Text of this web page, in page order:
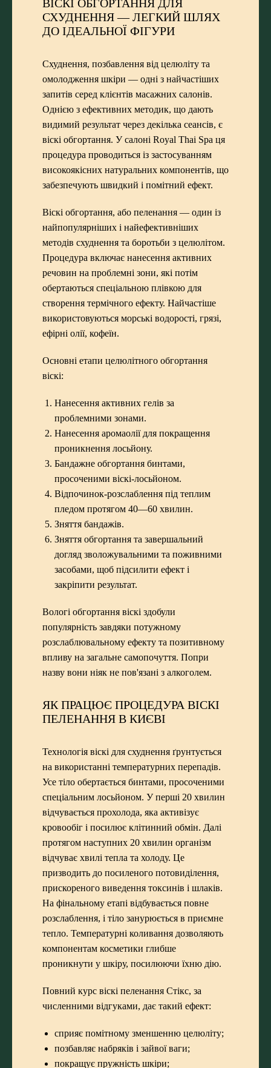
ВІСКІ ОБГОРТАННЯ ДЛЯ
СХУДНЕННЯ — ЛЕГКИЙ ШЛЯХ
ДО ІДЕАЛЬНОЇ ФІГУРИ
Схуднення, позбавлення від целюліту та
омолодження шкіри — одні з найчастіших
запитів серед клієнтів масажних салонів.
Однією з ефективних методик, що дають
видимий результат через декілька сеансів, є
віскі обгортання. У салоні Royal Thai Spa ця
процедура проводиться із застосуванням
високоякісних натуральних компонентів, що
забезпечують швидкий і помітний ефект.
Віскі обгортання, або пеленання — один із
найпопулярніших і найефективніших
методів схуднення та боротьби з целюлітом.
Процедура включає нанесення активних
речовин на проблемні зони, які потім
обертаються спеціальною плівкою для
створення термічного ефекту. Найчастіше
використовуються морські водорості, грязі,
ефірні олії, кофеїн.
Основні етапи целюлітного обгортання
віскі:
Нанесення активних гелів за
проблемними зонами.
Нанесення аромаолії для покращення
проникнення лосьйону.
Бандажне обгортання бинтами,
просоченими віскі-лосьйоном.
Відпочинок-розслаблення під теплим
пледом протягом 40—60 хвилин.
Зняття бандажів.
Зняття обгортання та завершальний
догляд зволожувальними та поживними
засобами, щоб підсилити ефект і
закріпити результат.
Вологі обгортання віскі здобули
популярність завдяки потужному
розслаблювальному ефекту та позитивному
впливу на загальне самопочуття. Попри
назву вони ніяк не пов'язані з алкоголем.
ЯК ПРАЦЮЄ ПРОЦЕДУРА ВІСКІ
ПЕЛЕНАННЯ В КИЄВІ
Технологія віскі для схуднення ґрунтується
на використанні температурних перепадів.
Усе тіло обертається бинтами, просоченими
спеціальним лосьйоном. У перші 20 хвилин
відчувається прохолода, яка активізує
кровообіг і посилює клітинний обмін. Далі
протягом наступних 20 хвилин організм
відчуває хвилі тепла та холоду. Це
призводить до посиленого потовиділення,
прискореного виведення токсинів і шлаків.
На фінальному етапі відбувається повне
розслаблення, і тіло занурюється в приємне
тепло. Температурні коливання дозволяють
компонентам косметики глибше
проникнути у шкіру, посилюючи їхню дію.
Повний курс віскі пеленання Стікс, за
численними відгуками, дає такий ефект:
сприяє помітному зменшенню целюліту;
позбавляє набряків і зайвої ваги;
покращує пружність шкіри;